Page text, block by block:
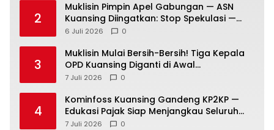
2
Muklisin Pimpin Apel Gabungan — ASN
Kuansing Diingatkan: Stop Spekulasi —
Fokus Layani Rakyat!
6 Juli 2026 0
3
Muklisin Mulai Bersih-Bersih! Tiga Kepala
OPD Kuansing Diganti di Awal
Kepemimpinan
7 Juli 2026 0
4
Kominfoss Kuansing Gandeng KP2KP —
Edukasi Pajak Siap Menjangkau Seluruh
Masyarakat
7 Juli 2026 0